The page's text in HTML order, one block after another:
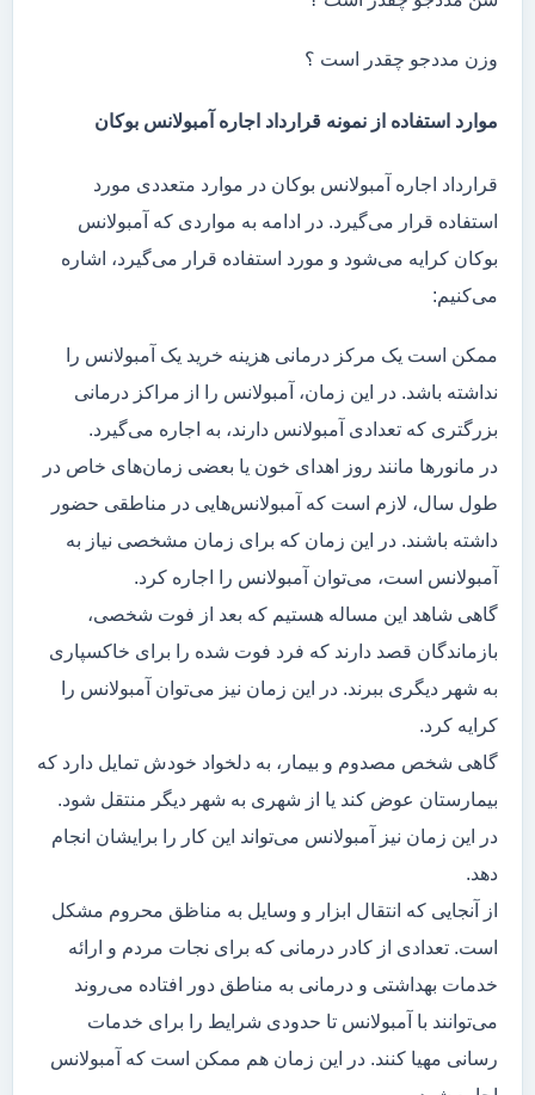
وزن مددجو چقدر است ؟
موارد استفاده از نمونه قرارداد اجاره آمبولانس بوکان
قرارداد اجاره آمبولانس بوکان در موارد متعددی مورد
استفاده قرار می‌گیرد. در ادامه به مواردی که آمبولانس
بوکان کرایه می‌شود و مورد استفاده قرار می‌گیرد، اشاره
می‌کنیم:
ممکن است یک مرکز درمانی هزینه خرید یک آمبولانس را
نداشته باشد. در این زمان، آمبولانس را از مراکز درمانی
بزرگتری که تعدادی آمبولانس دارند، به اجاره می‌گیرد.
در مانور‌ها مانند روز اهدای خون یا بعضی زمان‌های خاص در
طول سال، لازم است که آمبولانس‌هایی در مناطقی حضور
داشته باشند. در این زمان که برای زمان مشخصی نیاز به
آمبولانس است، می‌توان آمبولانس را اجاره کرد.
گاهی شاهد این مساله هستیم که بعد از فوت شخصی،
بازماندگان قصد دارند که فرد فوت شده را برای خاکسپاری
به شهر دیگری ببرند. در این زمان نیز می‌توان آمبولانس را
کرایه کرد.
گاهی شخص مصدوم و بیمار، به دلخواد خودش تمایل دارد که
بیمارستان عوض کند یا از شهری به شهر دیگر منتقل شود.
در این زمان نیز آمبولانس می‌تواند این کار را برایشان انجام
دهد.
از آنجایی که انتقال ابزار و وسایل به مناظق محروم مشکل
است. تعدادی از کادر درمانی که برای نجات مردم و ارائه
خدمات بهداشتی و درمانی به مناطق دور افتاده می‌روند
می‌توانند با آمبولانس تا حدودی شرایط را برای خدمات
رسانی مهیا کنند. در این زمان هم ممکن است که آمبولانس